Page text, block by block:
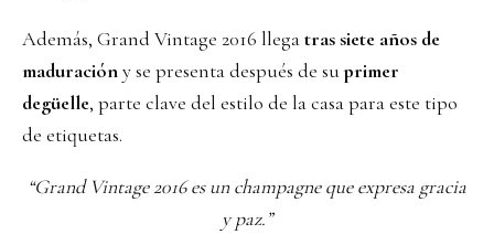
Además, Grand Vintage 2016 llegatras siete años de
maduracióny se presenta después de suprimer
degüelle, parte clave del estilo de la casa para este tipo
de etiquetas.
“Grand Vintage 2016 es un champagne que expresa gracia
y paz.”